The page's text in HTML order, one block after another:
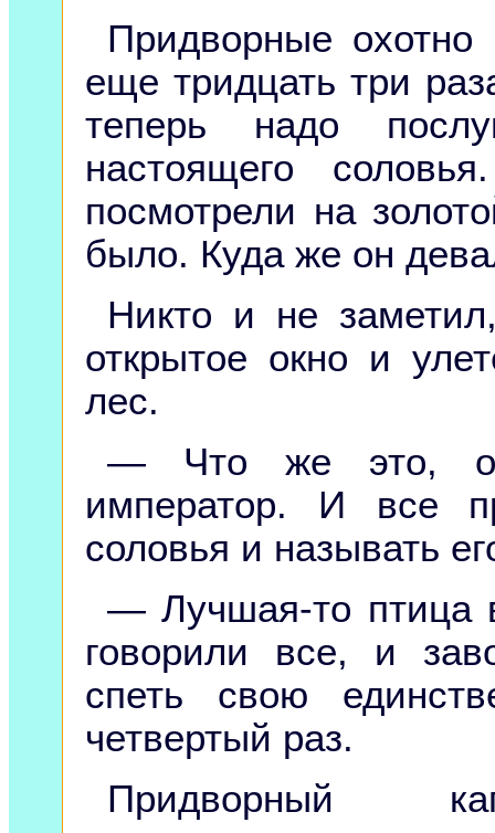
Придворные
еще тридцать три
теперь надо
настоящего
посмотрели на
было. Куда же он
Никто и не
открытое окно и
лес.
— Что же это,
император. И все
соловья и называть
— Лучшая-то птица
говорили все, и
спеть свою
четвертый раз.
Придворный